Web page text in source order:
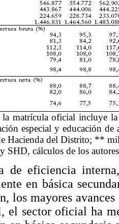
matrícula oficial incluye
especial y educación
Hacienda del Distrito; **
SHD, cálculos de los
de eficiencia
en básica
los mayores
el sector oficial ha